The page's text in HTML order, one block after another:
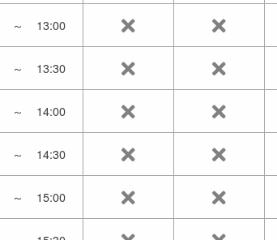
～ 13:00
～ 13:30
～ 14:00
～ 14:30
～ 15:00